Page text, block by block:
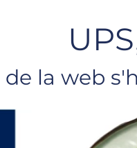
la web